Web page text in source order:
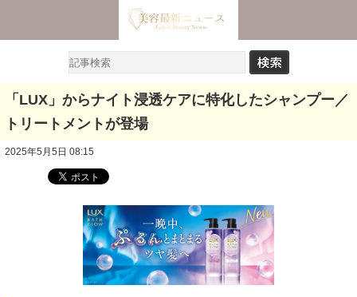
「LUX」からナイト浸透ケアに特化したシャンプー／
トリートメントが登場
2025年5月5日 08:15